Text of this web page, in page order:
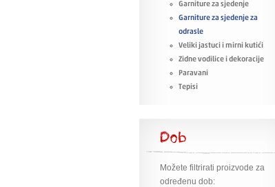
Garniture za sjedenje
Garniture za sjedenje za
odrasle
Veliki jastuci i mirni kutići
Zidne vodilice i dekoracije
Paravani
Tepisi
Dob
Možete filtrirati proizvode za
određenu dob: